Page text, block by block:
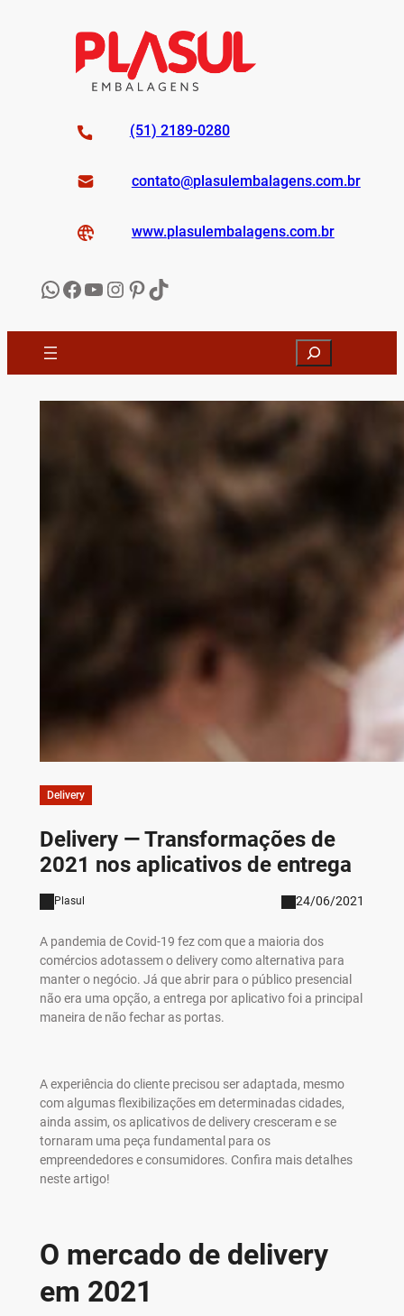
(51) 2189-0280
contato@plasulembalagens.com.br
www.plasulembalagens.com.br
WhatsApp
Facebook
YouTube
Instagram
Pinterest
TikTok
Search
Delivery
Delivery — Transformações de
2021 nos aplicativos de entrega
Plasul 24/06/2021
A pandemia de Covid-19 fez com que a maioria dos
comércios adotassem o delivery como alternativa para
manter o negócio. Já que abrir para o público presencial
não era uma opção, a entrega por aplicativo foi a principal
maneira de não fechar as portas.
A experiência do cliente precisou ser adaptada, mesmo
com algumas flexibilizações em determinadas cidades,
ainda assim, os aplicativos de delivery cresceram e se
tornaram uma peça fundamental para os
empreendedores e consumidores. Confira mais detalhes
neste artigo!
O mercado de delivery
em 2021